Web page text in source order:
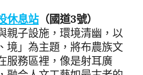
休息站（國道3號）
親子設施，環境清幽，以
境」為主題，將布農族文
服務區裡，像是射耳廣